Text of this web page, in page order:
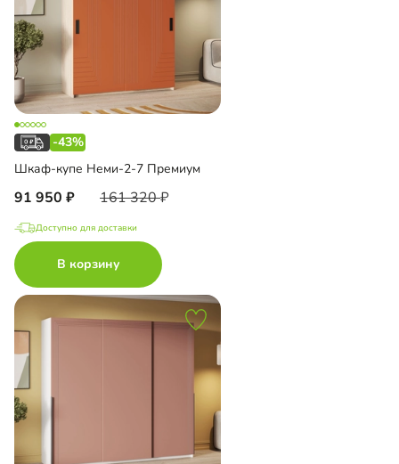
-43%
Шкаф-купе Неми-2-7 Премиум
91 950 161 320
Доступно для доставки
В корзину